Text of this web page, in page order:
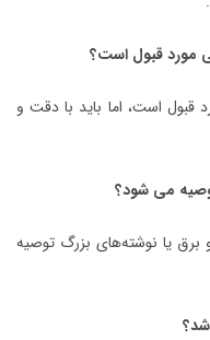
مورد قبول است؟
قبول است، اما باید با دقت و
می شود؟
یا نوشته‌های بزرگ توصیه